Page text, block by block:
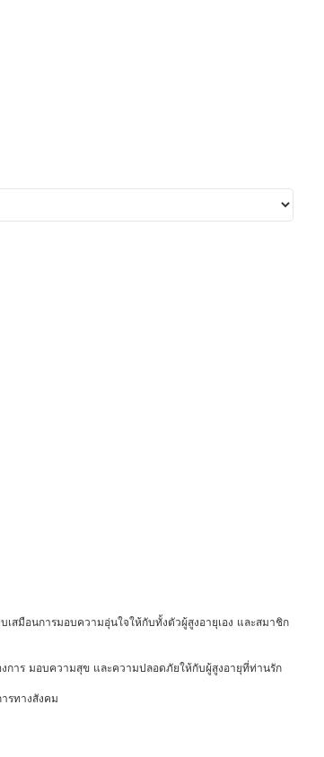
เสมือนการมอบความอุ่นใจให้กับทั้งตัวผู้สูงอายุเอง และสมาชิก
การ มอบความสุข และความปลอดภัยให้กับผู้สูงอายุที่ท่านรัก
รทางสังคม